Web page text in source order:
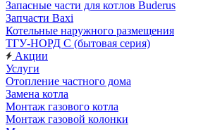
Запасные части для котлов Buderus
Запчасти Baxi
Котельные наружного размещения
ТГУ-НОРД С (бытовая серия)
Акции
Услуги
Отопление частного дома
Замена котла
Монтаж газового котла
Монтаж газовой колонки